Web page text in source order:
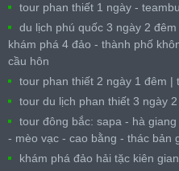
tour phan thiết 1 ngày -
du lịch phú quốc 3 ngày 2
khám phá 4 đảo - thành phố
cầu hôn
tour phan thiết 2 ngày 1 đêm |
tour du lịch phan thiết 3 ngày
tour đông bắc: sapa - hà
- mèo vạc - cao bằng - thác bản
khám phá đảo hải tặc kiên